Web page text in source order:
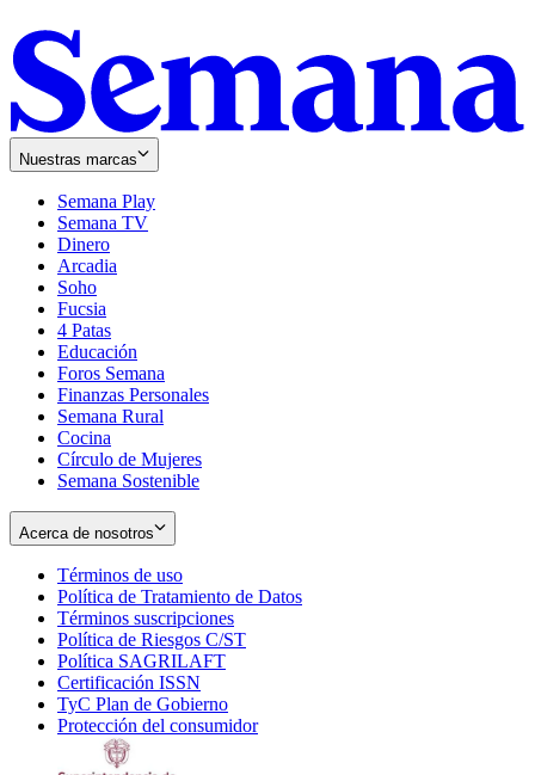
Nuestras marcas
Semana Play
Semana TV
Dinero
Arcadia
Soho
in
new
window
Fucsia
in
new
window
4 Patas
Educación
Foros Semana
Finanzas Personales
Semana Rural
Cocina
Círculo de Mujeres
Semana Sostenible
Acerca de nosotros
Términos de uso
in
new
window
Política de Tratamiento de Datos
Términos suscripciones
in
Política de Riesgos C/ST
Política SAGRILAFT
new
window
Certificación ISSN
in
new
TyC Plan de Gobierno
in
Protección del consumidorOpens